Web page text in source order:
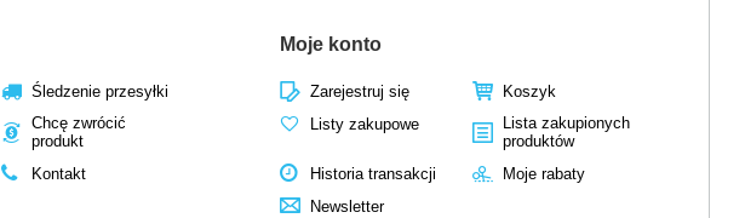
Śledzenie przesyłki
Chcę zwrócić
produkt
Kontakt
Moje konto
Zarejestruj się
Koszyk
Listy zakupowe
Lista zakupionych
produktów
Historia transakcji
Moje rabaty
Newsletter